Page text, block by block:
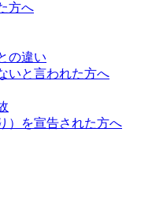
方へ
の違い
いと言われた方へ
）を宣告された方へ